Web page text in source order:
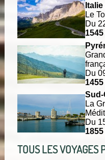
Italie
Le
Du
1545
Du
1455
Sud-
La
Du
1855
TOUS LES VOYAGES